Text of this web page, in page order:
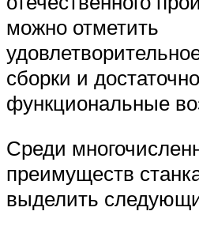
можно отметить
сборки и
функциональные
Среди
преимуществ
выделить